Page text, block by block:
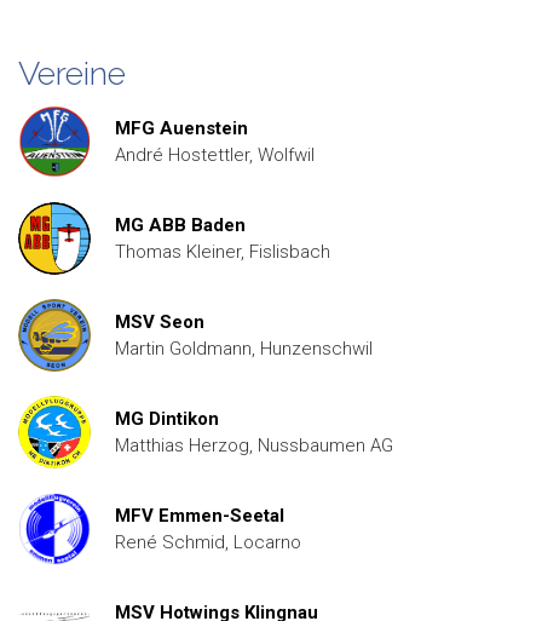
Vereine
MFG Auenstein
André Hostettler, Wolfwil
MG ABB Baden
Thomas Kleiner, Fislisbach
MSV Seon
Martin Goldmann, Hunzenschwil
MG Dintikon
Matthias Herzog, Nussbaumen AG
MFV Emmen-Seetal
René Schmid, Locarno
MSV Hotwings Klingnau